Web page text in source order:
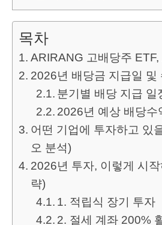
목차
ARIRANG 고배당주
2026년 배당금 지급일 및
분기별 배당 지급 일
2026년 예상 배당수
어떤 기업에 투자하고 있
오 분석)
2026년 투자, 이렇게 시
략)
1. 적립식 장기 투자
2. 절세 계좌 200%